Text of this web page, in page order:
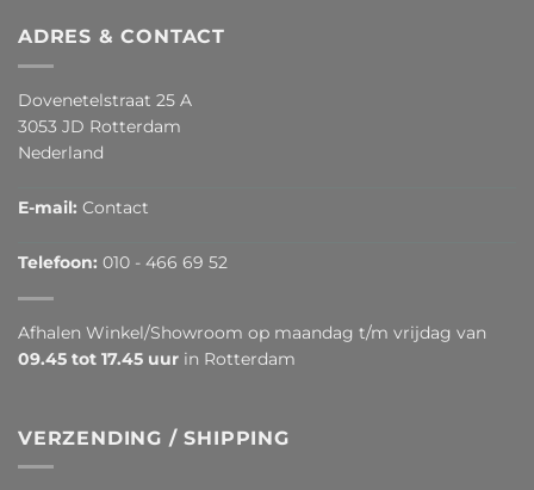
ADRES & CONTACT
Dovenetelstraat 25 A
3053 JD Rotterdam
Nederland
E-mail: Contact
Telefoon: 010 - 466 69 52
Afhalen Winkel/Showroom op maandag t/m vrijdag van
09.45 tot 17.45 uur in Rotterdam
VERZENDING / SHIPPING